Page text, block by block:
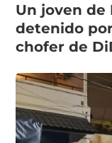
Un joven de
detenido
chofer de